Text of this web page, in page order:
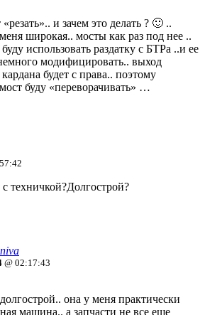
«резать».. и зачем это делать ? 🙂 ..
широкая.. мосты как раз под нее ..
использовать раздатку с БТРа ..и ее
модифицировать.. выход
будет с права.. поэтому
буду «переворачивать» …
техничкой?Долгострой?
@ 02:17:43
она у меня практически
машина.. а запчасти не все еще